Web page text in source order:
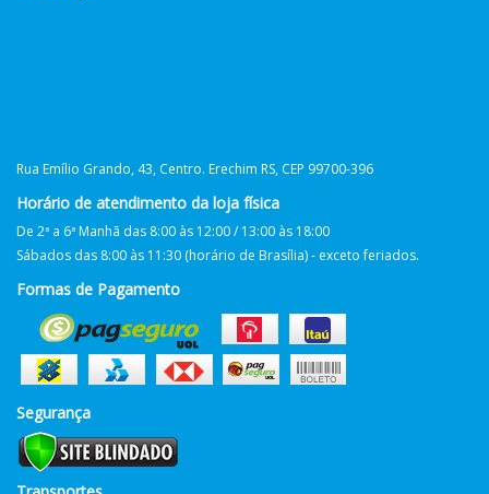
Rua Emílio Grando, 43, Centro. Erechim RS, CEP 99700-396
Horário de atendimento da loja física
De 2ª a 6ª Manhã das 8:00 às 12:00 / 13:00 às 18:00
Sábados das 8:00 às 11:30 (horário de Brasília) - exceto feriados.
Formas de Pagamento
Segurança